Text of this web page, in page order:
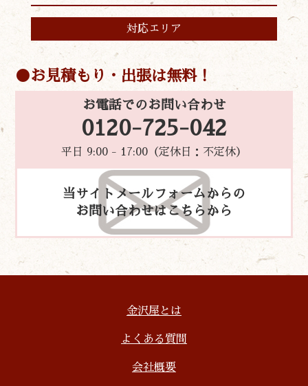
対応エリア
お見積もり・出張は無料！
お電話でのお問い合わせ
0120-725-042
平日 9:00 - 17:00（定休日：不定休）
当サイトメールフォームからの
お問い合わせはこちらから
金沢屋とは
よくある質問
会社概要